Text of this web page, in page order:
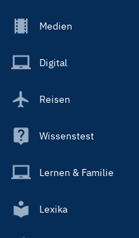
Footer
Main
Medien
Digital
Reisen
Wissenstest
Lernen & Familie
Lexika